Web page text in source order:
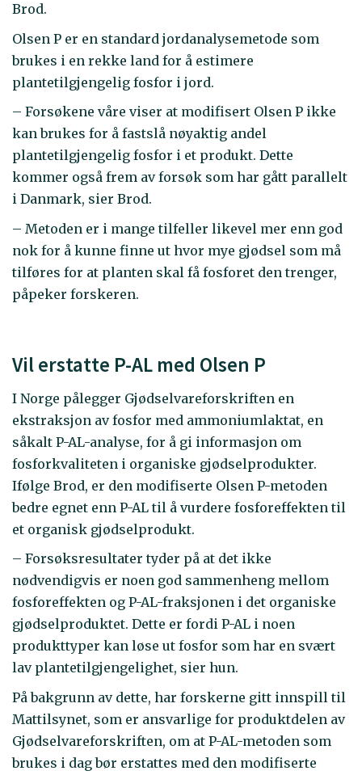
Brod.
Olsen P er en standard jordanalysemetode som
brukes i en rekke land for å estimere
plantetilgjengelig fosfor i jord.
– Forsøkene våre viser at modifisert Olsen P ikke
kan brukes for å fastslå nøyaktig andel
plantetilgjengelig fosfor i et produkt. Dette
kommer også frem av forsøk som har gått parallelt
i Danmark, sier Brod.
– Metoden er i mange tilfeller likevel mer enn god
nok for å kunne finne ut hvor mye gjødsel som må
tilføres for at planten skal få fosforet den trenger,
påpeker forskeren.
Vil erstatte P-AL med Olsen P
I Norge pålegger Gjødselvareforskriften en
ekstraksjon av fosfor med ammoniumlaktat, en
såkalt P-AL-analyse, for å gi informasjon om
fosforkvaliteten i organiske gjødselprodukter.
Ifølge Brod, er den modifiserte Olsen P-metoden
bedre egnet enn P-AL til å vurdere fosforeffekten til
et organisk gjødselprodukt.
– Forsøksresultater tyder på at det ikke
nødvendigvis er noen god sammenheng mellom
fosforeffekten og P-AL-fraksjonen i det organiske
gjødselproduktet. Dette er fordi P-AL i noen
produkttyper kan løse ut fosfor som har en svært
lav plantetilgjengelighet, sier hun.
På bakgrunn av dette, har forskerne gitt innspill til
Mattilsynet, som er ansvarlige for produktdelen av
Gjødselvareforskriften, om at P-AL-metoden som
brukes i dag bør erstattes med den modifiserte